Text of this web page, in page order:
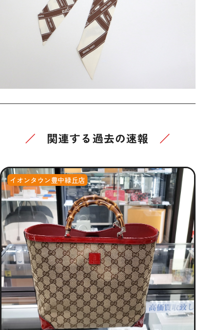
関連する過去の速報
イオンタウン豊中緑丘店